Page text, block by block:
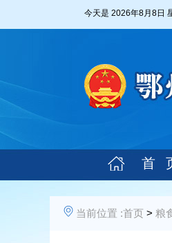
今天是 2026年8月8日
首
当前位置 :首页 > 粮